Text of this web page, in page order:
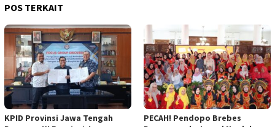
POS TERKAIT
KPID Provinsi Jawa Tengah
PECAH! Pendopo Brebes